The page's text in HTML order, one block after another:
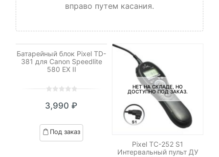
вправо путем касания.
Батарейный блок Pixel TD-
381 для Canon Speedlite
580 EX II
out
based
on
3,990 ₽
Под заказ
НЕТ НА СКЛАДЕ, НО
ДОСТУПНО ПОД ЗАКАЗ.
Pixel TC-252 S1
Интервальный пульт ДУ